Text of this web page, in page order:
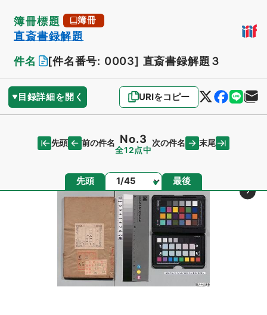
簿冊標題 簿冊
直斎書録解題
件名
[件名番号: 0003] 直斎書録解題３
目録詳細を開く URIをコピー
先頭 前の件名 No.3
全12点中
次の件名 末尾
先頭 ページ 最後